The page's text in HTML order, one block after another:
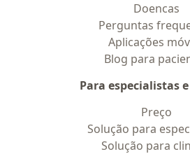
Doencas
Perguntas
Aplicações
Blog para
Para especialistas
Preço
Solução para
Solução para